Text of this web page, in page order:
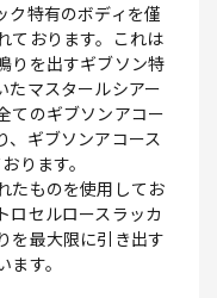
ク特有のボディを僅
ております。これは
りを出すギブソン特
たマスタールシアー
てのギブソンアコー
、ギブソンアコース
ります。
たものを使用してお
ロセルロースラッカ
を最大限に引き出す
す。